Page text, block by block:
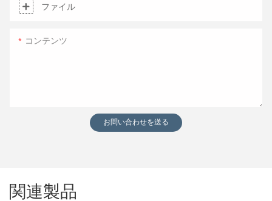
ファイル
コンテンツ
お問い合わせを送る
関連製品